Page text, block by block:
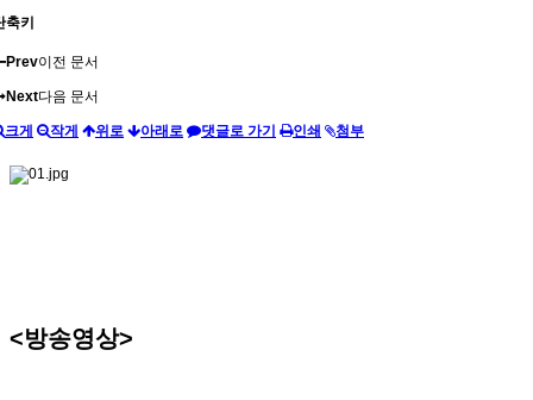
축키
Prev이전 문서
Next다음 문서
크게 작게 위로 아래로 댓글로 가기 인쇄 첨부
<방송영상>